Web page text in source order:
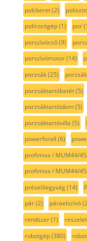
polckeret(2)
polírozógép(1) por
porszívócső(9)
porszívómotor(14)
porzsák(25)
porzsáktartóbetét(5)
porzsáktartóidom(5)
porzsáktartóvilla (5)
powerforall (6)
profimixx / MUM44/
profimixx / MUM44/
préselőegység(14)
pár(2) páraelszívó
rendszer(1)
robotgép(380)